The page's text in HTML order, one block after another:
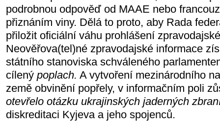
podrobnou odpověď od MAAE nebo
přiznáním viny. Dělá to proto, aby Rada
přiložit oficiální váhu prohlášení
Neověřova(tel)né zpravodajské informace
státního stanoviska schváleného
cílený poplach. A vytvoření mezinárodního
země obvinění popřely, v informačním poli
otevřelo otázku ukrajinských jaderných
diskreditaci Kyjeva a jeho spojenců.